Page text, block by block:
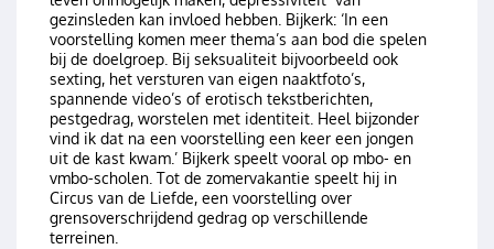
gezinsleden kan invloed hebben. Bijkerk: ‘In een
voorstelling komen meer thema’s aan bod die spelen
bij de doelgroep. Bij seksualiteit bijvoorbeeld ook
sexting, het versturen van eigen naaktfoto’s,
spannende video’s of erotisch tekstberichten,
pestgedrag, worstelen met identiteit. Heel bijzonder
vind ik dat na een voorstelling een keer een jongen
uit de kast kwam.’ Bijkerk speelt vooral op mbo- en
vmbo-scholen. Tot de zomervakantie speelt hij in
Circus van de Liefde, een voorstelling over
grensoverschrijdend gedrag op verschillende
terreinen.